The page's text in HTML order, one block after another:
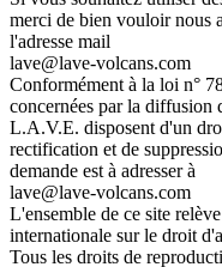
merci de bien vouloir nous
l'adresse mail
lave@lave-volcans.com
Conformément à la loi n°
concernées par la diffusion
L.A.V.E. disposent d'un
rectification et de
demande est à adresser à
lave@lave-volcans.com
L'ensemble de ce site
internationale sur le droit
Tous les droits de